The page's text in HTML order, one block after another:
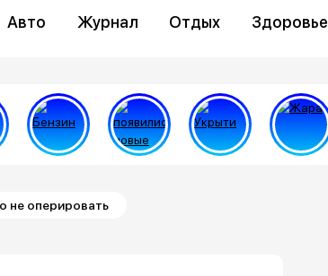
Авто Журнал Отдых Здоровье
не оперировать